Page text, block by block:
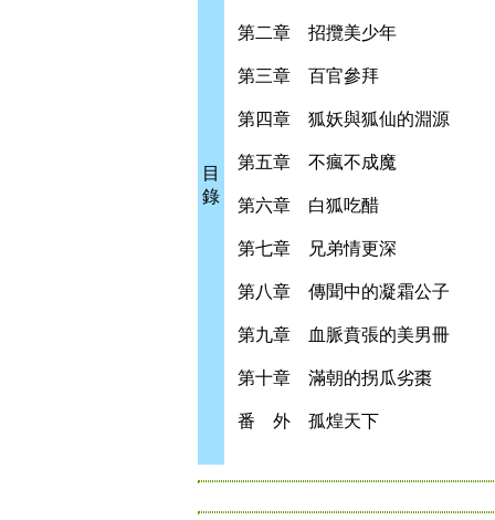
目
錄
第二章 招攬美少年
第三章 百官參拜
第四章 狐妖與狐仙的淵源
第五章 不瘋不成魔
第六章 白狐吃醋
第七章 兄弟情更深
第八章 傳聞中的凝霜公子
第九章 血脈賁張的美男冊
第十章 滿朝的拐瓜劣棗
番 外 孤煌天下